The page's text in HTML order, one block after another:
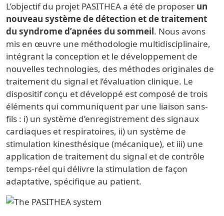
L’objectif du projet PASITHEA a été de proposer un
nouveau système de détection et de traitement
du syndrome d’apnées du sommeil. Nous avons
mis en œuvre une méthodologie multidisciplinaire,
intégrant la conception et le développement de
nouvelles technologies, des méthodes originales de
traitement du signal et l’évaluation clinique. Le
dispositif conçu et développé est composé de trois
éléments qui communiquent par une liaison sans-
fils : i) un système d’enregistrement des signaux
cardiaques et respiratoires, ii) un système de
stimulation kinesthésique (mécanique), et iii) une
application de traitement du signal et de contrôle
temps-réel qui délivre la stimulation de façon
adaptative, spécifique au patient.